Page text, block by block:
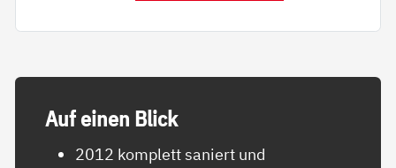
Auf ei­nen Blick
2012 komplett saniert und